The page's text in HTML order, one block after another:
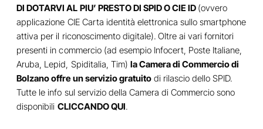
DI DOTARVI AL PIU’ PRESTO DI SPID O CIE ID (ovvero
applicazione CIE Carta identità elettronica sullo smartphone
attiva per il riconoscimento digitale). Oltre ai vari fornitori
presenti in commercio (ad esempio Infocert, Poste Italiane,
Aruba, Lepid, Spiditalia, Tim) la Camera di Commercio di
Bolzano offre un servizio gratuitodi rilascio dello SPID.
Tutte le info sul servizio della Camera di Commercio sono
disponibili CLICCANDO QUI.